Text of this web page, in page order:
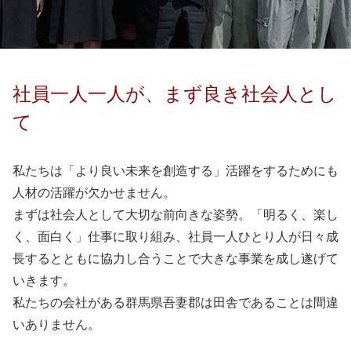
社員一人一人が、まず良き社会人とし
て
私たちは「より良い未来を創造する」活躍をするためにも
人材の活躍が欠かせません。
まずは社会人として大切な前向きな姿勢。「明るく、楽し
く、面白く」仕事に取り組み、 社員一人ひとり人が日々成
長するとともに協力し合うことで大きな事業を成し遂げて
いきます。
私たちの会社がある群馬県吾妻郡は田舎であることは間違
いありません。